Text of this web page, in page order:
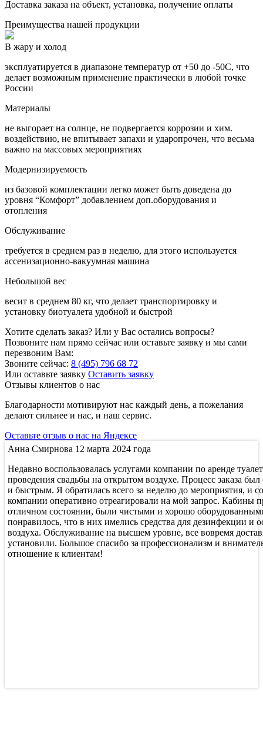
Доставка заказа на объект, установка, получение оплаты
Преимущества нашей продукции
В жару и холод
эксплуатируется в диапазоне температур от +50 до -50С, что
делает возможным применение практически в любой точке
России
Материалы
не выгорает на солнце, не подвергается коррозии и хим.
воздействию, не впитывает запахи и ударопрочен, что весьма
важно на массовых мероприятиях
Модернизируемость
из базовой комплектации легко может быть доведена до
уровня “Комфорт” добавлением доп.оборудования и
отопления
Обслуживание
требуется в среднем раз в неделю, для этого используется
ассенизационно-вакуумная машина
Небольшой вес
весит в среднем 80 кг, что делает транспортировку и
установку биотуалета удобной и быстрой
Хотите сделать заказ? Или у Вас остались вопросы?
Позвоните нам прямо сейчас или оставьте заявку и мы сами
перезвоним Вам:
Звоните сейчас: 8 (495) 796 68 72
Или оставьте заявку Оставить заявку
Отзывы клиентов о нас
Благодарности мотивируют нас каждый день, а пожелания
делают сильнее и нас, и наш сервис.
Оставьте отзыв о нас на Яндексе
Анна Смирнова 12 марта 2024 года
Недавно воспользовалась услугами компании по аренде
проведения свадьбы на открытом воздухе. Процесс заказа
и быстрым. Я обратилась всего за неделю до мероприятия, и
компании оперативно отреагировали на мой запрос. Кабины
отличном состоянии, были чистыми и хорошо
понравилось, что в них имелись средства для дезинфекции и
воздуха. Обслуживание на высшем уровне, все вовремя
установили. Большое спасибо за профессионализм и
отношение к клиентам!